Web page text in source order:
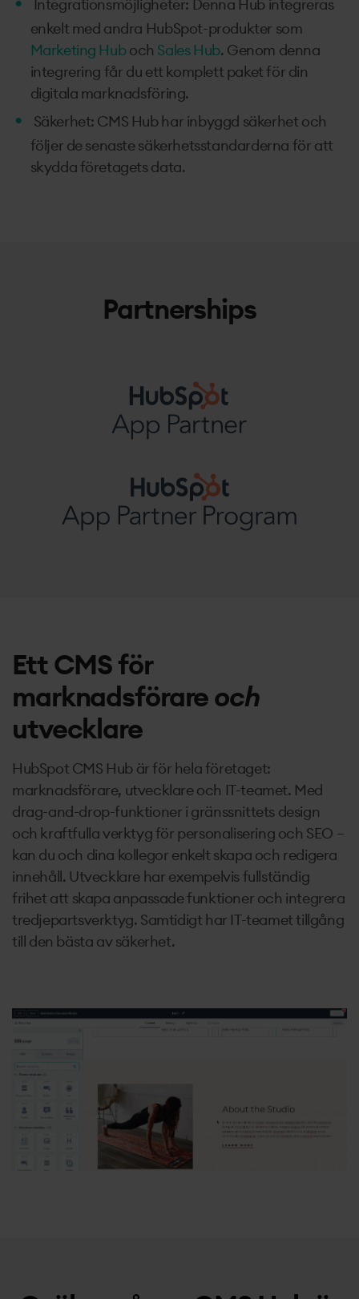
Integrationsmöjligheter: Denna Hub integreras
enkelt med andra HubSpot-produkter som
Marketing Huboch Sales Hub. Genom denna
integrering får du ett komplett paket för din
digitala marknadsföring.
Säkerhet: CMS Hub har inbyggd säkerhet och
följer de senaste säkerhetsstandarderna för att
skydda företagets data.
Partnerships
Ett CMS för
marknadsförareoch
utvecklare
HubSpot CMS Hub är för hela företaget:
marknadsförare, utvecklare och IT-teamet. Med
drag-and-drop-funktioner i gränssnittets design
och kraftfulla verktyg för personalisering och SEO –
kan du och dina kollegor enkelt skapa och redigera
innehåll. Utvecklare har exempelvis fullständig
frihet att skapa anpassade funktioner och integrera
tredjepartsverktyg. Samtidigt har IT-teamet tillgång
till den bästa av säkerhet.